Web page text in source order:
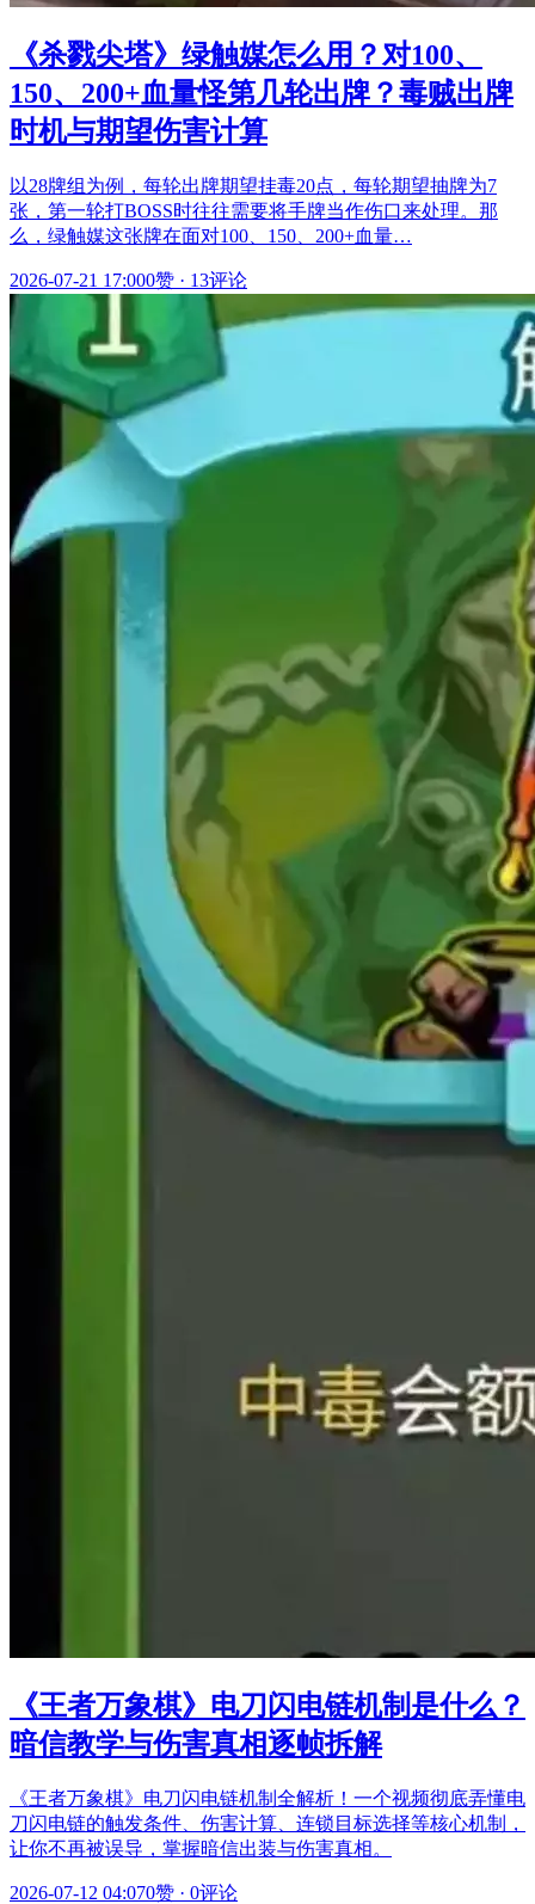
《杀戮尖塔》绿触媒怎么用？对100、
150、200+血量怪第几轮出牌？毒贼出牌
时机与期望伤害计算
以28牌组为例，每轮出牌期望挂毒20点，每轮期望抽牌为7
张，第一轮打BOSS时往往需要将手牌当作伤口来处理。那
么，绿触媒这张牌在面对100、150、200+血量…
2026-07-21 17:000赞 · 13评论
《王者万象棋》电刀闪电链机制是什么？
暗信教学与伤害真相逐帧拆解
《王者万象棋》电刀闪电链机制全解析！一个视频彻底弄懂电
刀闪电链的触发条件、伤害计算、连锁目标选择等核心机制，
让你不再被误导，掌握暗信出装与伤害真相。
2026-07-12 04:070赞 · 0评论